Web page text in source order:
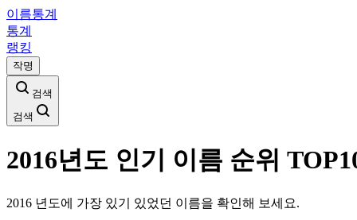
이름통계
통계
랭킹
작명
검색
검색
2016년도 인기 이름 순위
2016 년도에 가장 있기 있었던 이름을 확인해 보세요.